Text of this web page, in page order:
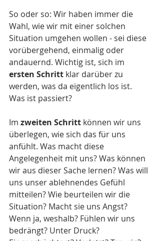
So oder so: Wir haben immer die
Wahl, wie wir mit einer solchen
Situation umgehen wollen - sei diese
vorübergehend, einmalig oder
andauernd. Wichtig ist, sich im
ersten Schritt klar darüber zu
werden, was da eigentlich los ist.
Was ist passiert?
Im zweiten Schritt können wir uns
überlegen, wie sich das für uns
anfühlt. Was macht diese
Angelegenheit mit uns? Was können
wir aus dieser Sache lernen? Was will
uns unser ablehnendes Gefühl
mitteilen? Wie beurteilen wir die
Situation? Macht sie uns Angst?
Wenn ja, weshalb? Fühlen wir uns
bedrängt? Unter Druck?